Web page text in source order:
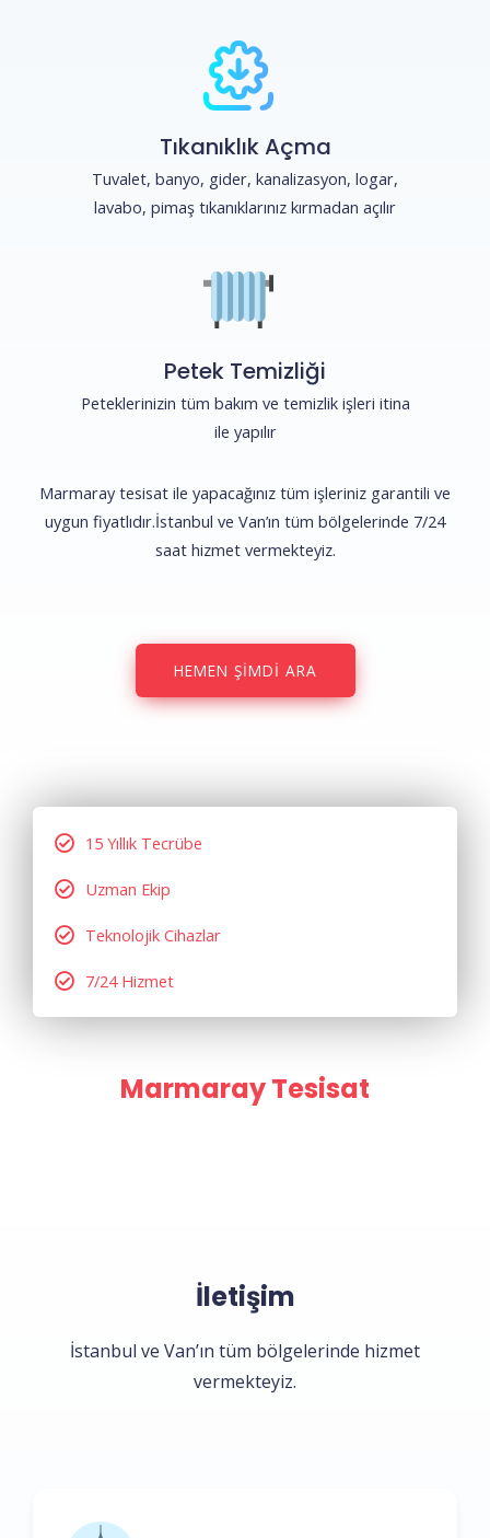
Tıkanıklık Açma
Tuvalet, banyo, gider, kanalizasyon, logar,
lavabo, pimaş tıkanıklarınız kırmadan açılır
Petek Temizliği
Peteklerinizin tüm bakım ve temizlik işleri itina
ile yapılır
Marmaray tesisat ile yapacağınız tüm işleriniz garantili ve
uygun fiyatlıdır.İstanbul ve Van’ın tüm bölgelerinde 7/24
saat hizmet vermekteyiz.
HEMEN ŞIMDI ARA
15 Yıllık Tecrübe
Uzman Ekip
Teknolojik Cihazlar
7/24 Hizmet
Marmaray Tesisat
İletişim
İstanbul ve Van’ın tüm bölgelerinde hizmet
vermekteyiz.